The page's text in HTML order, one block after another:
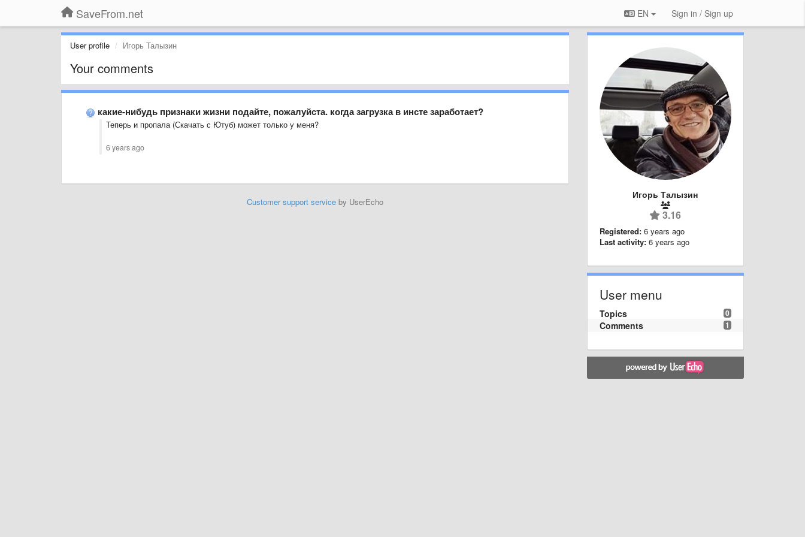
SaveFrom.net EN Sign in / Sign up
User profile Игорь Талызин
Your comments
какие-нибудь признаки жизни подайте, пожалуйста. когда загрузка в инсте заработает?
Теперь и пропала (Скачать с Ютуб) может только у меня?
6 years ago
Customer support serviceby UserEcho
Игорь Талызин
3.16
Registered: 6 years ago
Last activity: 6 years ago
User menu
0
Topics
1
Comments